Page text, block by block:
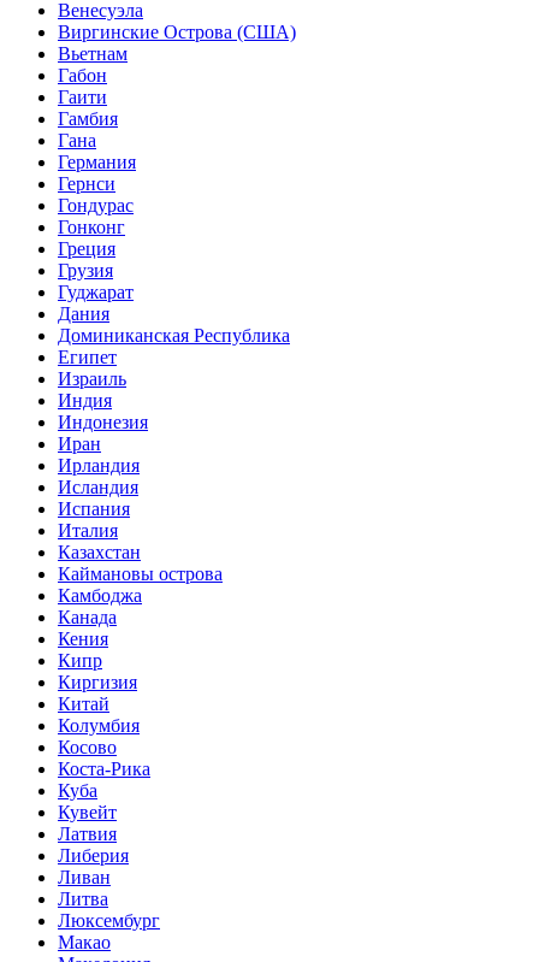
Венесуэла
Виргинские Острова (США)
Вьетнам
Габон
Гаити
Гамбия
Гана
Германия
Гернси
Гондурас
Гонконг
Греция
Грузия
Гуджарат
Дания
Доминиканская Республика
Египет
Израиль
Индия
Индонезия
Иран
Ирландия
Исландия
Испания
Италия
Казахстан
Каймановы острова
Камбоджа
Канада
Кения
Кипр
Киргизия
Китай
Колумбия
Косово
Коста-Рика
Куба
Кувейт
Латвия
Либерия
Ливан
Литва
Люксембург
Макао